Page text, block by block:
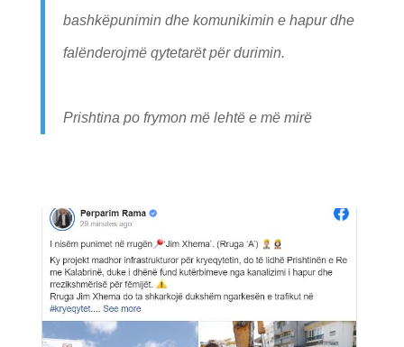
bashkëpunimin dhe komunikimin e hapur dhe
falënderojmë qytetarët për durimin.
Prishtina po frymon më lehtë e më mirë